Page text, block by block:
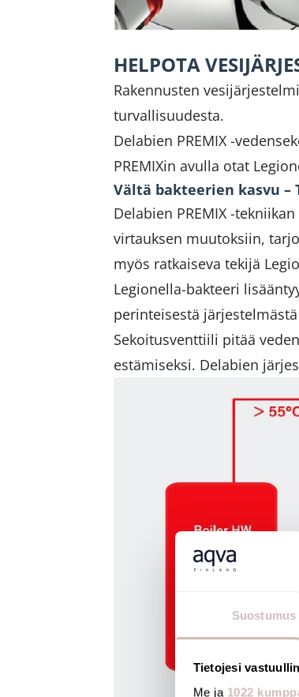
Suostumus
Tietojesi
Me ja 1022
HELPOTA
Rakennusten
turvallisuudesta.
Delabien PREMIX -
PREMIXin avulla otat
Vältä bakteerien kasvu
Delabien PREMIX -
virtauksen muutoksiin,
myös ratkaiseva tekijä
Legionella-bakteeri
perinteisestä
Sekoitusventtiili pitää
estämiseksi. Delabien